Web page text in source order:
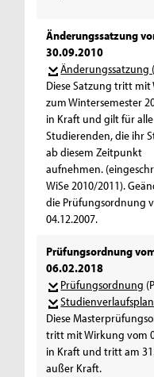
Änderungssatzung
30.09.2010
Änderungssatzung
Diese Satzung tritt mit
zum Wintersemester
in Kraft und gilt für alle
Studierenden, die ihr
ab diesem Zeitpunkt
aufnehmen.
WiSe 2010/2011).
die Prüfungsordnung
04.12.2007.
Prüfungsordnung
06.02.2018
Prüfungsordnung
Studienverlaufsplan
Diese
tritt mit Wirkung vom
in Kraft und tritt am
außer Kraft.